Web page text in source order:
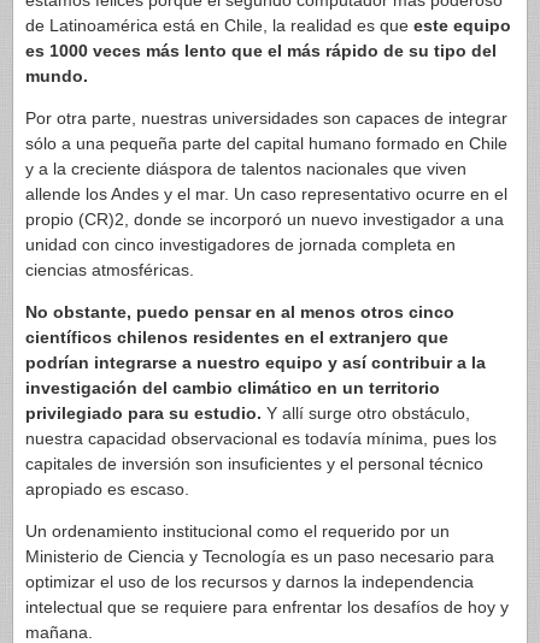
de Latinoamérica está en Chile, la realidad es que este equipo
es 1000 veces más lento que el más rápido de su tipo del
mundo.
Por otra parte, nuestras universidades son capaces de integrar
sólo a una pequeña parte del capital humano formado en Chile
y a la creciente diáspora de talentos nacionales que viven
allende los Andes y el mar. Un caso representativo ocurre en el
propio (CR)2, donde se incorporó un nuevo investigador a una
unidad con cinco investigadores de jornada completa en
ciencias atmosféricas.
No obstante, puedo pensar en al menos otros cinco
científicos chilenos residentes en el extranjero que
podrían integrarse a nuestro equipo y así contribuir a la
investigación del cambio climático en un territorio
privilegiado para su estudio. Y allí surge otro obstáculo,
nuestra capacidad observacional es todavía mínima, pues los
capitales de inversión son insuficientes y el personal técnico
apropiado es escaso.
Un ordenamiento institucional como el requerido por un
Ministerio de Ciencia y Tecnología es un paso necesario para
optimizar el uso de los recursos y darnos la independencia
intelectual que se requiere para enfrentar los desafíos de hoy y
mañana.